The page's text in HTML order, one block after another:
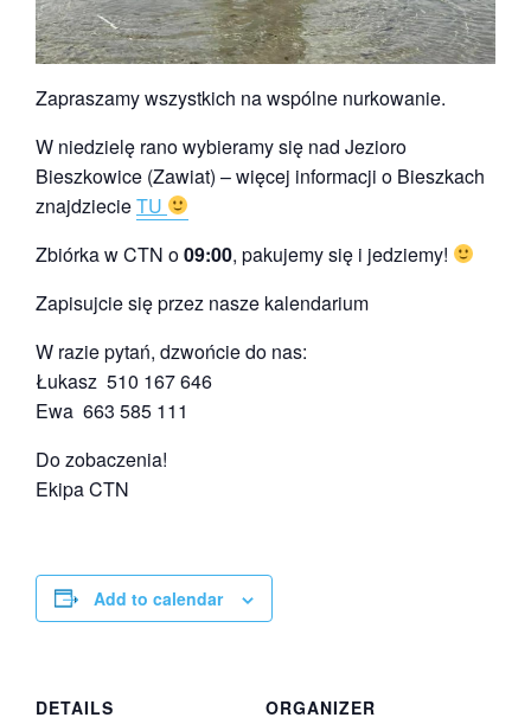
Zapraszamy wszystkich na wspólne nurkowanie.
W niedzielę rano wybieramy się nad Jezioro
Bieszkowice (Zawiat) – więcej informacji o Bieszkach
znajdziecieTU
Zbiórka w CTN o09:00, pakujemy się i jedziemy!
Zapisujcie się przez nasze kalendarium
W razie pytań, dzwońcie do nas:
Łukasz 510 167 646
Ewa 663 585 111
Do zobaczenia!
Ekipa CTN
Add to calendar
DETAILS
ORGANIZER